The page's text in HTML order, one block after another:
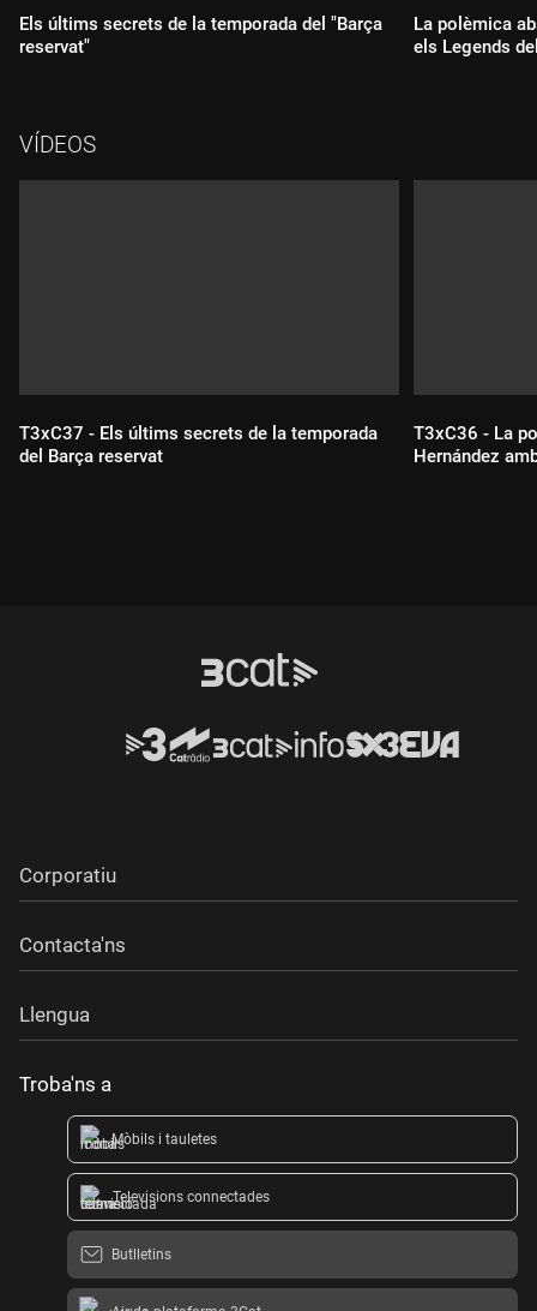
Els últims secrets de la temporada del "Barça
reservat"
Durada:
La polèmica
els Legends
VÍDEOS
T3xC37 - Els últims secrets de la temporada
del Barça reservat
T3xC36 - La
Hernández
Corporatiu
Contacta'ns
Llengua
Troba'ns a
Mòbils i tauletes
Televisions connectades
Butlletins